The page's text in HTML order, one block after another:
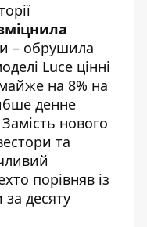
– обрушила
Luce цінні
на 8% на
денне
Замість нового
та
порівняв із
десяту